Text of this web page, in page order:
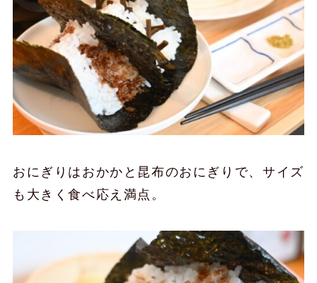
おにぎりはおかかと昆布のおにぎりで、サイズ
も大きく食べ応え満点。